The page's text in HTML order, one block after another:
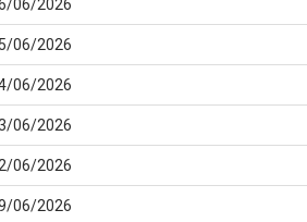
06/2026
06/2026
06/2026
06/2026
06/2026
06/2026